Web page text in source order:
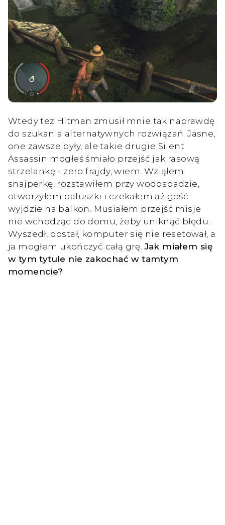
Wtedy też Hitman zmusił mnie tak naprawdę
do szukania alternatywnych rozwiązań. Jasne,
one zawsze były, ale takie drugie Silent
Assassin mogłeś śmiało przejść jak rasową
strzelankę - zero frajdy, wiem. Wziąłem
snajperkę, rozstawiłem przy wodospadzie,
otworzyłem paluszki i czekałem aż gość
wyjdzie na balkon. Musiałem przejść misje
nie wchodząc do domu, żeby uniknąć błędu.
Wyszedł, dostał, komputer się nie resetował, a
ja mogłem ukończyć całą grę.Jak miałem się
w tym tytule nie zakochać w tamtym
momencie?